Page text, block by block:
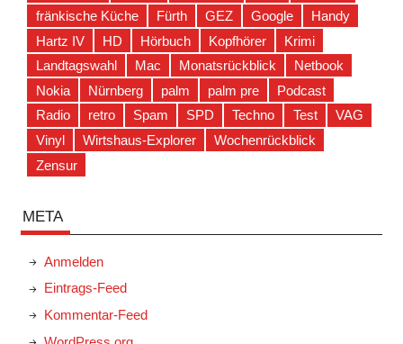
fränkische Küche
Fürth GEZ Google
Handy
Hartz IV
HD Hörbuch Kopfhörer
Krimi
Landtagswahl
Mac Monatsrückblick
Netbook
Nokia
Nürnberg palm palm pre
Podcast
Radio
retro Spam SPD Techno Test
VAG
Vinyl
Wirtshaus-Explorer
Wochenrückblick
Zensur
META
Anmelden
Eintrags-Feed
Kommentar-Feed